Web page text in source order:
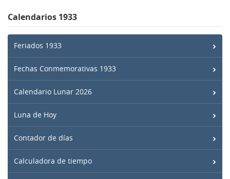
Calendarios 1933
Feriados 1933
Fechas Conmemorativas 1933
Calendario Lunar 2026
Luna de Hoy
Contador de días
Calculadora de tiempo